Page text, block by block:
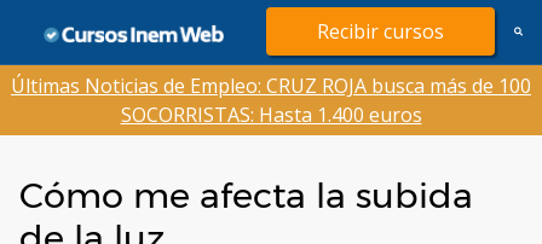
contenido
Recibir cursos
Últimas Noticias de Empleo: CRUZ ROJA busca más de 100
SOCORRISTAS: Hasta 1.400 euros
Cómo me afecta la subida